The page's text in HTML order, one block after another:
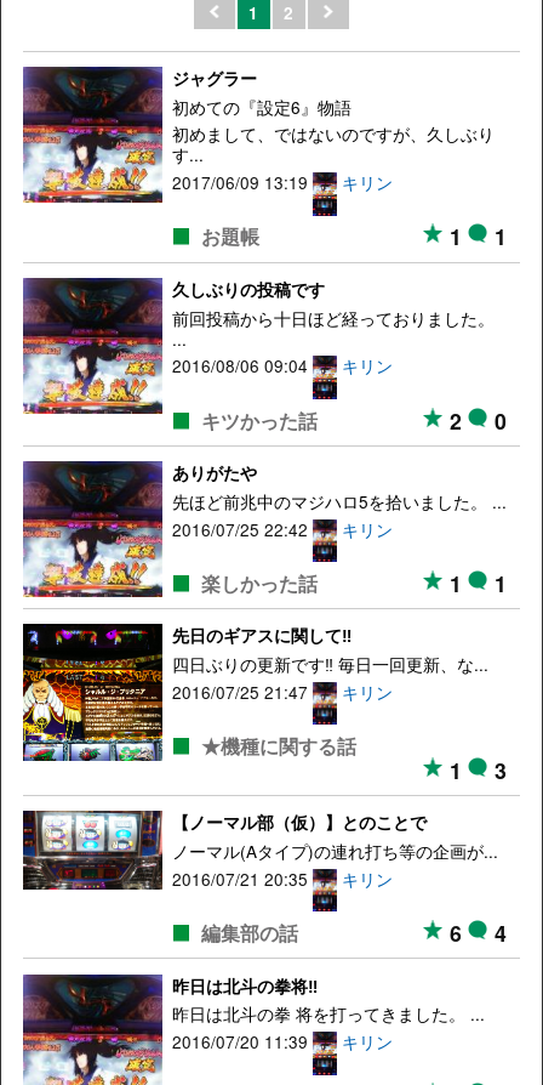
1 2
ジャグラー
初めての『設定6』物語
初めまして、ではないのですが、久しぶり
す...
2017/06/09 13:19
キリン
お題帳 1 1
久しぶりの投稿です
前回投稿から十日ほど経っておりました。
...
2016/08/06 09:04
キリン
キツかった話 2 0
ありがたや
先ほど前兆中のマジハロ5を拾いました。 ...
2016/07/25 22:42
キリン
楽しかった話 1 1
先日のギアスに関して‼
四日ぶりの更新です‼ 毎日一回更新、な...
2016/07/25 21:47
キリン
★機種に関する話
1 3
【ノーマル部（仮）】とのことで
ノーマル(Aタイプ)の連れ打ち等の企画が...
2016/07/21 20:35
キリン
編集部の話 6 4
昨日は北斗の拳将‼
昨日は北斗の拳 将を打ってきました。 ...
2016/07/20 11:39
キリン